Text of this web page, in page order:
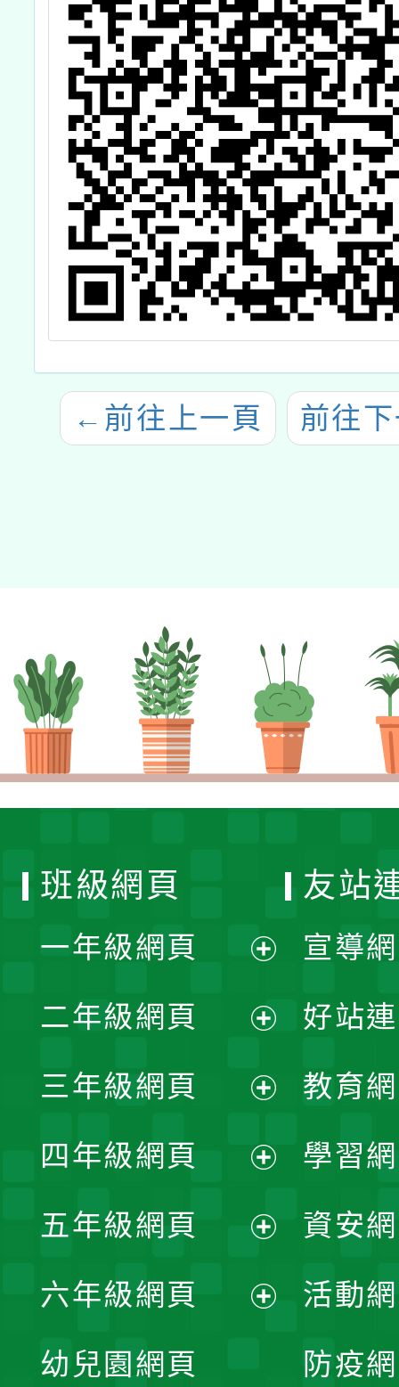
← 前往上一頁 前往
班級網頁
一年級網頁
開
選
單
二年級網頁
開
選
單
三年級網頁
開
選
單
四年級網頁
開
選
五年級網頁
開
六年級網頁
幼兒園網頁
友站
宣導
好站
教育
學習
資安
活動
防疫